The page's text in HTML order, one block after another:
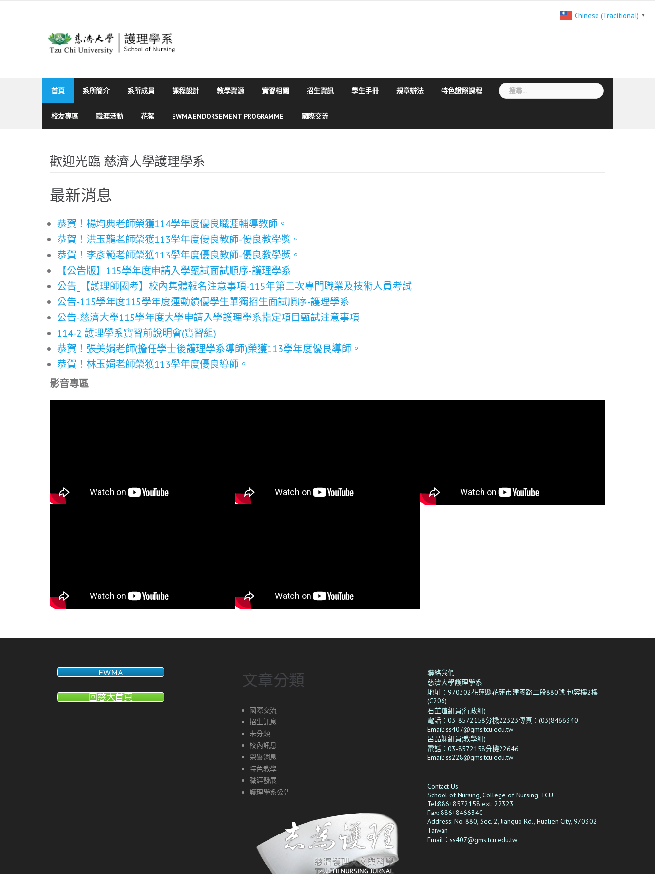
首頁 系所簡介 系所成員 課程設計 教學資源 實習相關 招生資訊 學生手冊 規章辦法 特色證照課程
校友專區 職涯活動 花絮 EWMA ENDORSEMENT PROGRAMME 國際交流
搜
尋
鍵
歡迎光臨 慈濟大學護理學系
最新消息
恭賀！楊均典老師榮獲114學年度優良職涯輔導教師。
恭賀！洪玉龍老師榮獲113學年度優良教師-優良教學獎。
恭賀！李彥範老師榮獲113學年度優良教師-優良教學獎。
【公告版】115學年度申請入學甄試面試順序-護理學系
公告_【護理師國考】校內集體報名注意事項-115年第二次專門職業及技術人員考試
公告-115學年度115學年度運動績優學生單獨招生面試順序-護理學系
公告-慈濟大學115學年度大學申請入學護理學系指定項目甄試注意事項
114-2 護理學系實習前說明會(實習組)
恭賀！張美娟老師(擔任學士後護理學系導師)榮獲113學年度優良導師。
恭賀！林玉娟老師榮獲113學年度優良導師。
影音專區
EWMA
回慈大首頁
文章分類
國際交流
招生訊息
未分類
校內訊息
榮譽消息
特色教學
職涯發展
護理學系公告
聯絡我們
慈濟大學護理學系
地址：970302花蓮縣花蓮市建國路二段880號 包容樓2樓
(C206)
石芷瑄組員(行政組)
電話：03-8572158分機22323傳真：(03)8466340
Email: ss407@gms.tcu.edu.tw
呂品嫻組員(教學組)
電話：03-8572158分機22646
Email: ss228@gms.tcu.edu.tw
Contact Us
School of Nursing, College of Nursing, TCU
Tel:886+8572158 ext: 22323
Fax: 886+8466340
Address: No. 880, Sec. 2, Jianguo Rd., Hualien City, 970302
Taiwan
Email： ss407@gms.tcu.edu.tw
Chinese (Traditional) ▼